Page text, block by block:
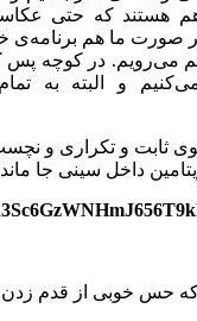
هستند که حتی
صورت ما هم برنامه‌ی
می‌رویم. در کوچه پس
و البته به
ثابت و تکراری و
داخل سینی جا
حس خوبی از قدم زدن